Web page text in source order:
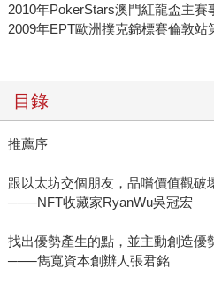
2010年PokerStars澳門紅龍盃主賽
2009年EPT歐洲撲克錦標賽倫敦站
目錄
推薦序
跟以太坊交個朋友，品嚐價值觀破
───NFT收藏家RyanWu吳冠宏
找出優勢產生的點，並主動創造優
───雋寬資本創辦人張君銘